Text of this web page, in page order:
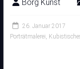
Borg Kunst
26. Januar 2017
Porträtmalerei,